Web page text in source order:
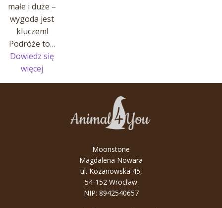
małe i duże –
wygoda jest
kluczem!
Podróże to…
Dowiedz się
więcej
Podróże
Moonstone
Magdalena Nowara
ul. Kozanowska 45,
54-152 Wrocław
NIP: 8942540657